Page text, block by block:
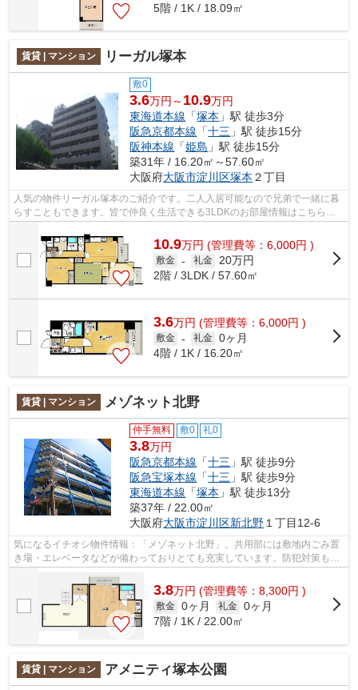
5階 / 1K / 18.09㎡
賃貸 | マンション リーガル塚本
敷0
3.6万円～ 10.9万円
東海道本線 「塚本 」駅 徒歩3分
阪急京都本線 「十三 」駅 徒歩15分
阪神本線 「姫島 」駅 徒歩15分
築31年 / 16.20㎡～57.60㎡
大阪府大阪市淀川区塚本 ２丁目
人気の物件リーガル塚本のご紹介です。二人入居可能なので兄弟で一緒に暮
らすこともできます。皆で仲良く生活できる3LDKのお部屋情報はこちらで
す。57.60㎡の広さがあり、とても快適。...
10.9万円 (管理費等：6,000円 )
敷金 - 礼金 20万円
2階 / 3LDK / 57.60㎡
3.6万円 (管理費等：6,000円 )
敷金 - 礼金 0ヶ月
4階 / 1K / 16.20㎡
賃貸 | マンション メゾネット北野
仲手無料 敷0 礼0
3.8万円
阪急京都本線 「十三 」駅 徒歩9分
阪急宝塚本線 「十三 」駅 徒歩9分
東海道本線 「塚本 」駅 徒歩13分
築37年 / 22.00㎡
大阪府大阪市淀川区新北野 １丁目12-6
気になるイチオシ物件情報：「メゾネット北野」。共用部には敷地内ごみ置
き場・エレベータなどが備わっておりとても充実しています。防犯対策もバ
ッチリなマンションタイプの物件です...
3.8万円 (管理費等：8,300円 )
敷金 0ヶ月 礼金 0ヶ月
7階 / 1K / 22.00㎡
賃貸 | マンション アメニティ塚本公園